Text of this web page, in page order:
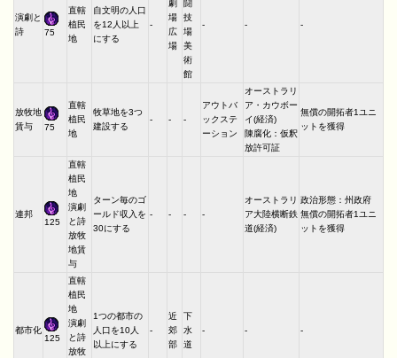
演劇と
詩
75
直轄
植民
地
自文明の人口
を12人以上
にする
-
劇
場
広
場
闘
技
場
美
術
館
- - -
放牧地
賃与
75
直轄
植民
地
牧草地を3つ
建設する
- - -
アウトバ
ックステ
ーション
オーストラリ
ア・カウボー
イ(経済)
陳腐化：仮釈
放許可証
無償の開拓者1ユニ
ットを獲得
連邦
125
直轄
植民
地
演劇
と詩
放牧
地賃
与
ターン毎のゴ
ールド収入を
30にする
- - - -
オーストラリ
ア大陸横断鉄
道(経済)
政治形態：州政府
無償の開拓者1ユニ
ットを獲得
都市化
125
直轄
植民
地
演劇
と詩
放牧
1つの都市の
人口を10人
以上にする
-
近
郊
部
下
水
道
- - -